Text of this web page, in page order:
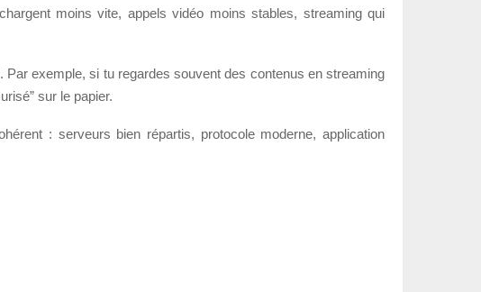
moins vite, appels vidéo moins stables, streaming qui
Par exemple, si tu regardes souvent des contenus en streaming
sur le papier.
: serveurs bien répartis, protocole moderne, application